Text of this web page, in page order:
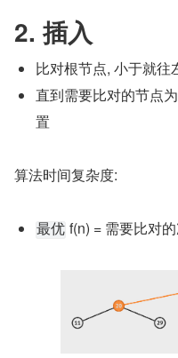
2. 插入
比对根节点, 小于就
直到需要比对的节点
置
算法时间复杂度:
最优 f(n) = 需要比对